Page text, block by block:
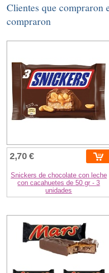
Clientes que compraron
compraron
2,70 €
Snickers de chocolate con leche
con cacahuetes de 50 gr - 3
unidades